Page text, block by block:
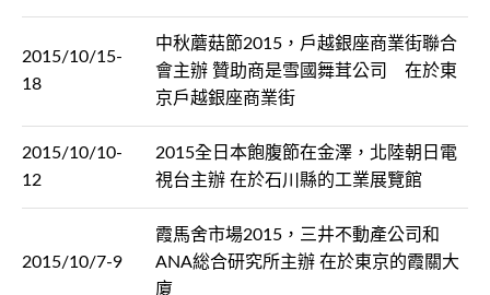
2015/10/15-
18
中秋蘑菇節2015，戶越銀座商業街聯合
會主辦 贊助商是雪國舞茸公司 在於東
京戶越銀座商業街
2015/10/10-
12
2015全日本飽腹節在金澤，北陸朝日電
視台主辦 在於石川縣的工業展覽館
2015/10/7-9
霞馬舍市場2015，三井不動產公司和
ANA総合研究所主辦 在於東京的霞關大
廈